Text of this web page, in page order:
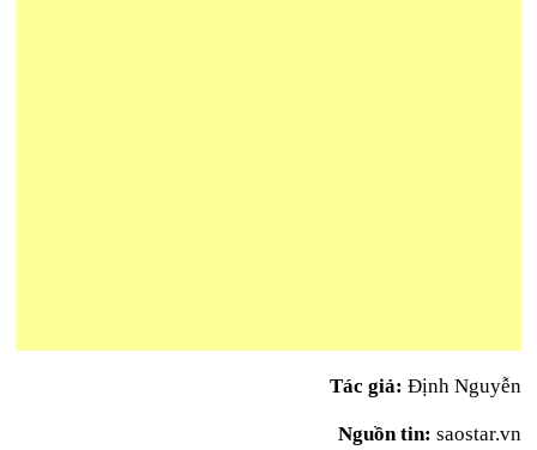
Tác giả: Định Nguyễn
Nguồn tin: saostar.vn